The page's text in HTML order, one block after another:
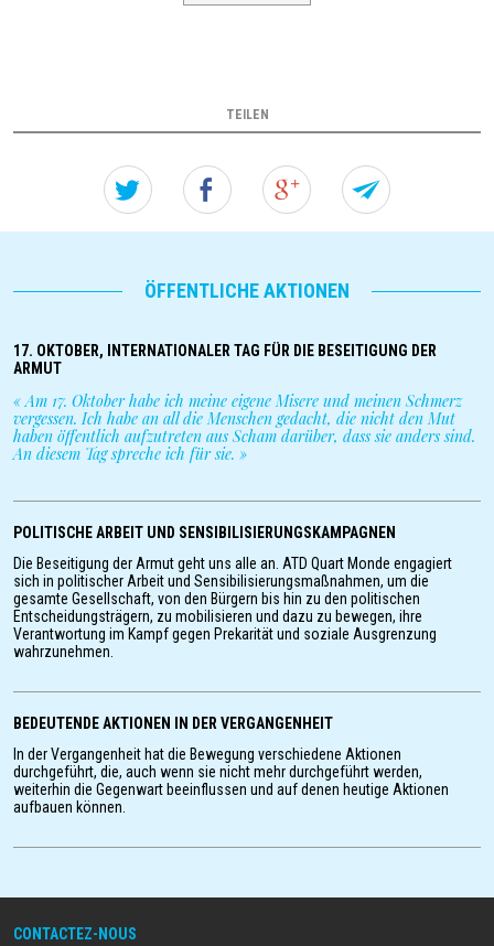
TEILEN
TwitterFacebookGoogle+
this
a
ÖFFENTLICHE AKTIONEN
17. OKTOBER, INTERNATIONALER TAG FÜR DIE BESEITIGUNG DER
ARMUT
«Am 17. Oktober habe ich meine eigene Misere und meinen Schmerz
vergessen. Ich habe an all die Menschen gedacht, die nicht den Mut
haben öffentlich aufzutreten aus Scham darüber, dass sie anders sind.
An diesem Tag spreche ich für sie. »
POLITISCHE ARBEIT UND SENSIBILISIERUNGSKAMPAGNEN
Die Beseitigung der Armut geht uns alle an. ATD Quart Monde engagiert
sich in politischer Arbeit und Sensibilisierungsmaßnahmen, um die
gesamte Gesellschaft, von den Bürgern bis hin zu den politischen
Entscheidungsträgern, zu mobilisieren und dazu zu bewegen, ihre
Verantwortung im Kampf gegen Prekarität und soziale Ausgrenzung
wahrzunehmen.
BEDEUTENDE AKTIONEN IN DER VERGANGENHEIT
In der Vergangenheit hat die Bewegung verschiedene Aktionen
durchgeführt, die, auch wenn sie nicht mehr durchgeführt werden,
weiterhin die Gegenwart beeinflussen und auf denen heutige Aktionen
aufbauen können
CONTACTEZ-NOUS